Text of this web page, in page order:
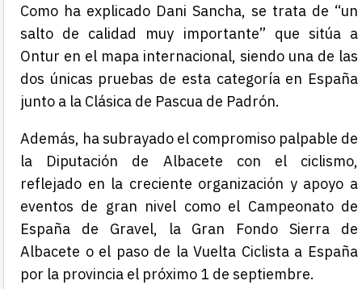
Como ha explicado Dani Sancha, se trata de “un
salto de calidad muy importante” que sitúa a
Ontur en el mapa internacional, siendo una de las
dos únicas pruebas de esta categoría en España
junto a la Clásica de Pascua de Padrón.
Además, ha subrayado el compromiso palpable de
la Diputación de Albacete con el ciclismo,
reflejado en la creciente organización y apoyo a
eventos de gran nivel como el Campeonato de
España de Gravel, la Gran Fondo Sierra de
Albacete o el paso de la Vuelta Ciclista a España
por la provincia el próximo 1 de septiembre.